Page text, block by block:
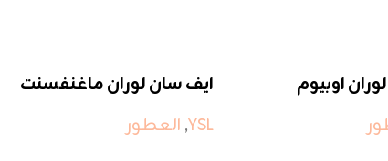
اوبيوم
ايف سان لوران ماغنفسنت
YSL
, العطور